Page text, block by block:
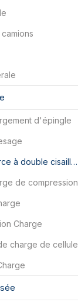
d'épingle
Capteur de force à double cisaillement
de compression
Charge
charge de cellule